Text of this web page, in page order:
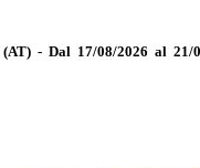
(AT) - Dal 17/08/2026 al 21/